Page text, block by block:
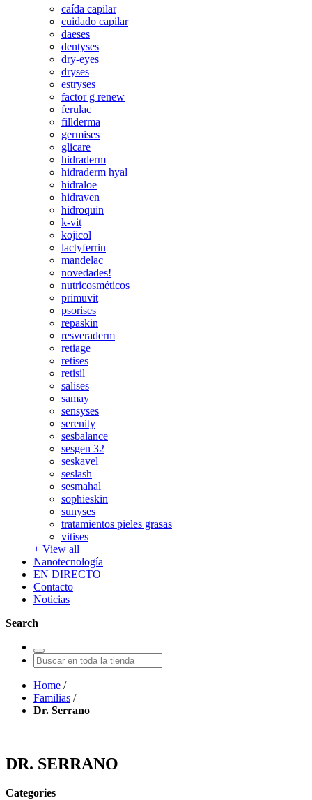
caída capilar
cuidado capilar
daeses
dentyses
dry-eyes
dryses
estryses
factor g renew
ferulac
fillderma
germises
glicare
hidraderm
hidraderm hyal
hidraloe
hidraven
hidroquin
k-vit
kojicol
lactyferrin
mandelac
novedades!
nutricosméticos
primuvit
psorises
repaskin
resveraderm
retiage
retises
retisil
salises
samay
sensyses
serenity
sesbalance
sesgen 32
seskavel
seslash
sesmahal
sophieskin
sunyses
tratamientos pieles grasas
vitises
+ View all
Nanotecnología
EN DIRECTO
Contacto
Noticias
Search
Home /
Familias /
Dr. Serrano
DR. SERRANO
Categories